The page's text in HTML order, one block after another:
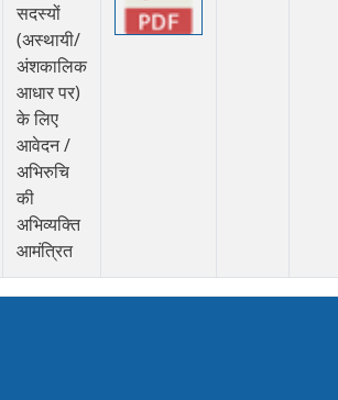
सदस्यों
(अस्थायी/
अंशकालिक
आधार पर)
के लिए
आवेदन /
अभिरुचि
की
अभिव्यक्ति
आमंत्रित